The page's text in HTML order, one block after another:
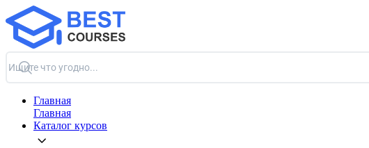
Главная
Главная
Каталог курсов